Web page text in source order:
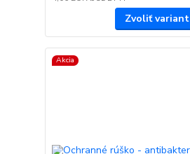
Zvoliť variant
Akcia